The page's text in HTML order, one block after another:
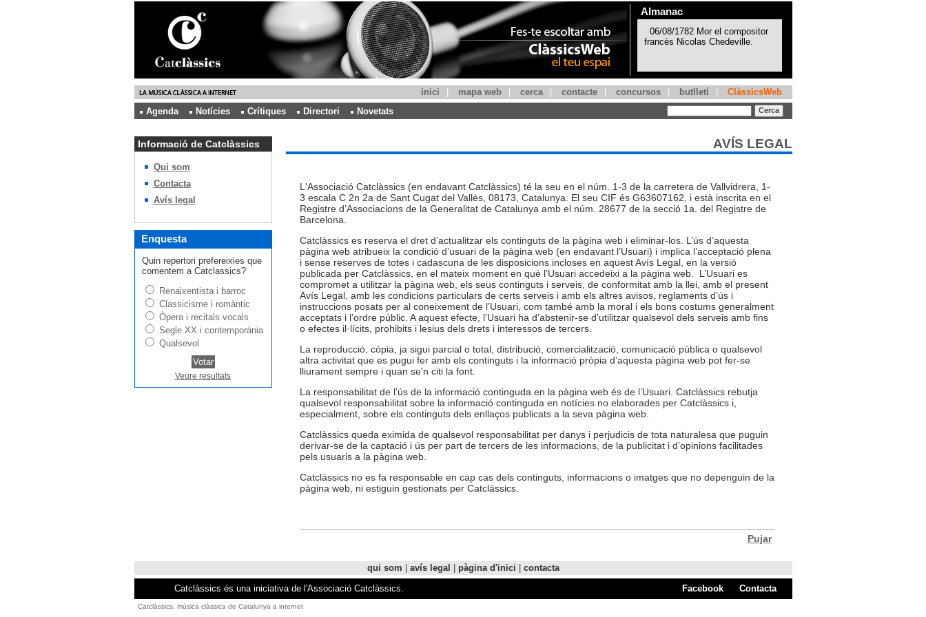
Almanac
inici mapa web cerca contacte concursos butlletí
ClàssicsWeb
Agenda
Notícies Crítiques Directori Novetats
Informació de Catclàssics
Qui som
Contacta
Avís legal
Enquesta
Quin repertori prefereixies que
comentem a Catclassics?
Renaixentista i barroc
Classicisme i romàntic
Òpera i recitals vocals
Segle XX i contemporània
Qualsevol
Veure resultats
AVÍS LEGAL
L'Associació Catclàssics (en endavant Catclàssics) té la seu en el núm. 1-3 de la carretera de Vallvidrera, 1-
3 escala C 2n 2a de Sant Cugat del Vallès, 08173, Catalunya. El seu CIF és G63607162, i està inscrita en el
Registre d’Associacions de la Generalitat de Catalunya amb el núm. 28677 de la secció 1a. del Registre de
Barcelona.
Catclàssics es reserva el dret d’actualitzar els continguts de la pàgina web i eliminar-los. L’ús d’aquesta
pàgina web atribueix la condició d’usuari de la pàgina web (en endavant l’Usuari) i implica l’acceptació plena
i sense reserves de totes i cadascuna de les disposicions incloses en aquest Avís Legal, en la versió
publicada per Catclàssics, en el mateix moment en què l’Usuari accedeixi a la pàgina web. L’Usuari es
compromet a utilitzar la pàgina web, els seus continguts i serveis, de conformitat amb la llei, amb el present
Avís Legal, amb les condicions particulars de certs serveis i amb els altres avisos, reglaments d’ús i
instruccions posats per al coneixement de l’Usuari, com també amb la moral i els bons costums generalment
acceptats i l’ordre públic. A aquest efecte, l’Usuari ha d’abstenir-se d’utilitzar qualsevol dels serveis amb fins
o efectes il·lícits, prohibits i lesius dels drets i interessos de tercers.
La reproducció, còpia, ja sigui parcial o total, distribució, comercialització, comunicació pública o qualsevol
altra activitat que es pugui fer amb els continguts i la informació pròpia d’aquesta pàgina web pot fer-se
lliurament sempre i quan se'n citi la font.
La responsabilitat de l’ús de la informació continguda en la pàgina web és de l’Usuari. Catclàssics rebutja
qualsevol responsabilitat sobre la informació continguda en notícies no elaborades per Catclàssics i,
especialment, sobre els continguts dels enllaços publicats a la seva pàgina web.
Catclàssics queda eximida de qualsevol responsabilitat per danys i perjudicis de tota naturalesa que puguin
derivar-se de la captació i ús per part de tercers de les informacions, de la publicitat i d’opinions facilitades
pels usuaris a la pàgina web.
Catclàssics no es fa responsable en cap cas dels continguts, informacions o imatges que no depenguin de la
pàgina web, ni estiguin gestionats per Catclàssics.
Pujar
qui som | avís legal | pàgina d'inici | contacta
Catclàssics és una iniciativa de l'Associació Catclàssics.
Facebook Contacta
Catclàssics, música clàssica de Catalunya a internet